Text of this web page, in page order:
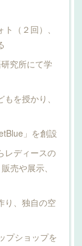
（２回）、
究所にて学
を授かり、
」を創設
レディースの
売や展示、
、独自の空
プショップを